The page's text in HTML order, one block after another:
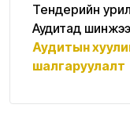
Тендерийн
Аудитад
Аудитын
шалгаруулалт